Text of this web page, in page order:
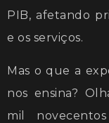
PIB, afetando
e os serviços.
Mas o que a
nos ensina?
mil